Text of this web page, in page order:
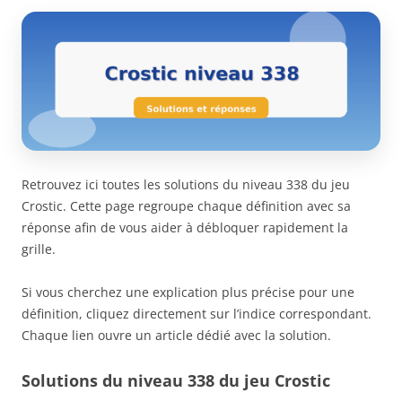
Retrouvez ici toutes les solutions du niveau 338 du jeu
Crostic. Cette page regroupe chaque définition avec sa
réponse afin de vous aider à débloquer rapidement la
grille.
Si vous cherchez une explication plus précise pour une
définition, cliquez directement sur l’indice correspondant.
Chaque lien ouvre un article dédié avec la solution.
Solutions du niveau 338 du jeu Crostic